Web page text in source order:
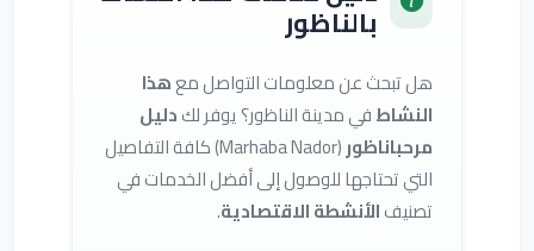
بالناظور
هل تبحث عن معلومات التواصل معهذا
النشاطفي مدينة الناظور؟ يوفر لكدليل
مرحباناظور
(Marhaba Nador) كافة التفاصيل
التي تحتاجها للوصول إلى أفضل الخدمات في
تصنيفالأنشطة الاقتصادية.